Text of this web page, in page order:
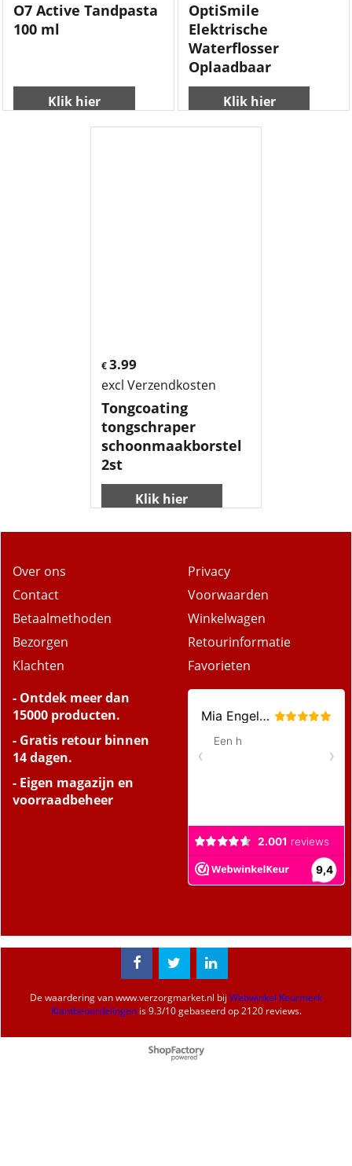
O7 Active Tandpasta
100 ml
Klik hier
OptiSmile
Elektrische
Waterflosser
Oplaadbaar
Klik hier
€3.99
excl Verzendkosten
Tongcoating
tongschraper
schoonmaakborstel
2st
Klik hier
Over ons
Contact
Betaalmethoden
Bezorgen
Klachten
Privacy
Voorwaarden
Winkelwagen
Retourinformatie
Favorieten
- Ontdek meer dan
15000 producten.
- Gratis retour binnen
14 dagen.
- Eigen magazijn en
voorraadbeheer
De waardering vanwww.verzorgmarket.nl bij Webwinkel Keurmerk
Klantbeoordelingenis9.3/10gebaseerd op 2120 reviews.
Webwinkel gemaakt met
ShopFactory webwinkel